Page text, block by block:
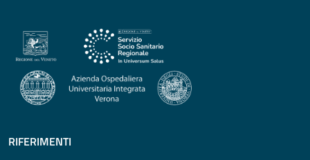
RIFERIMENTI